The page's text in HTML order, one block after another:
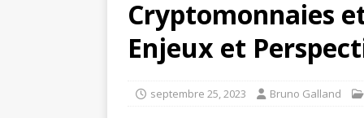
[ juillet 19, 2026 ]
Cryptomonnaies
Enjeux et
septembre 25, 2023 Bruno Galland